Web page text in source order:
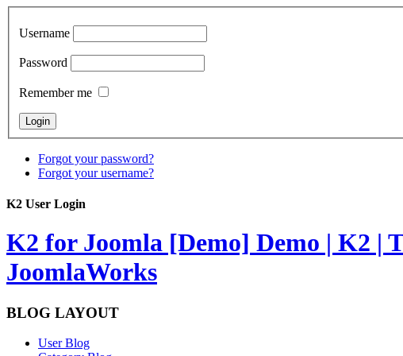
Username
Password
Remember me
Forgot your password?
Forgot your username?
K2 User Login
K2 for Joomla [Demo] Demo | K2 |
JoomlaWorks
BLOG LAYOUT
User Blog